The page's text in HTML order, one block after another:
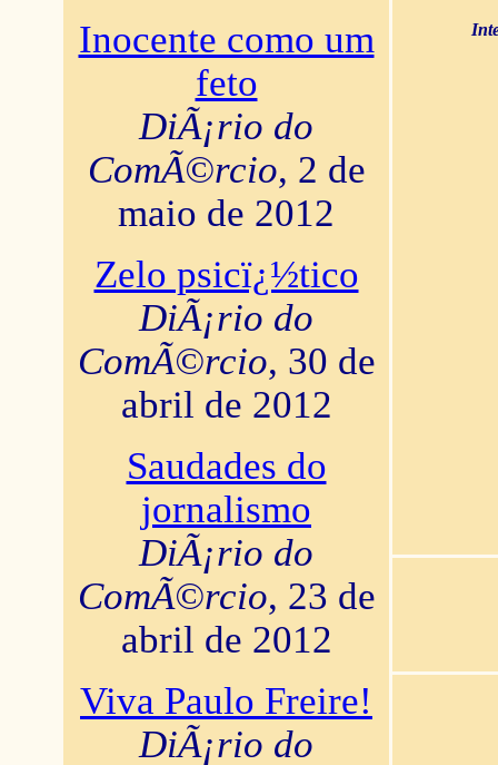
Inocente como um
feto
DiÃ¡rio do
ComÃ©rcio, 2 de
maio de 2012
Zelo psicï¿½tico
DiÃ¡rio do
ComÃ©rcio, 30 de
abril de 2012
Saudades do
jornalismo
DiÃ¡rio do
ComÃ©rcio, 23 de
abril de 2012
Viva Paulo Freire!
DiÃ¡rio do